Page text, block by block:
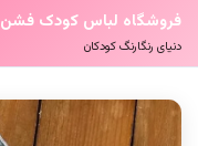
فروشگاه لباس کودک فشن
دنیای رنگارنگ کودکان